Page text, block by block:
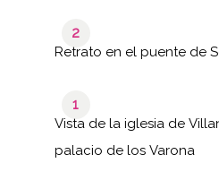
2
Retrato en el puente de
1
Vista de la iglesia de
palacio de los Varona